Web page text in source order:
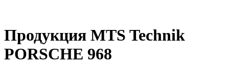
Продукция MTS Technik
PORSCHE 968